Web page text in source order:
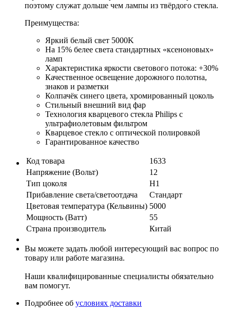
поэтому служат дольше чем лампы из твёрдого стекла.
Преимущества:
Яркий белый свет 5000K
На 15% белее света стандартных «ксеноновых»
ламп
Характеристика яркости светового потока: +30%
Качественное освещение дорожного полотна,
знаков и разметки
Колпачёк синего цвета, хромированный цоколь
Стильный внешний вид фар
Технология кварцевого стекла Philips с
ультрафиолетовым фильтром
Кварцевое стекло с оптической полировкой
Гарантированное качество
Код товара
1633
Напряжение (Вольт)
12
Тип цоколя
H1
Прибавление света/светоотдача
Стандарт
Цветовая температура (Кельвины) 5000
Мощность (Ватт)
55
Страна производитель
Китай
Вы можете задать любой интересующий вас вопрос по
товару или работе магазина.
Наши квалифицированные специалисты обязательно
вам помогут.
Подробнее об условиях доставки